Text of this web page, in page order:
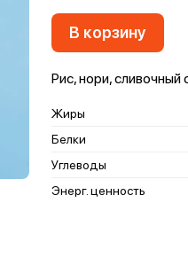
В корзину
Рис, нори,
Жиры
Белки
Углеводы
Энерг. ценность